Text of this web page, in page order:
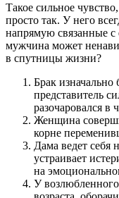
Такое сильное
просто так. У него
напрямую связанные
мужчина может
в спутницы жизни?
Брак изначально
представитель
разочаровался в
Женщина
корне
Дама ведет себя
устраивает
на
У возлюбленного